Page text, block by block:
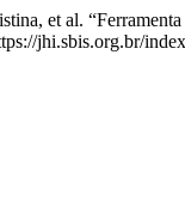
et al.
jhi.sbis.org.br/